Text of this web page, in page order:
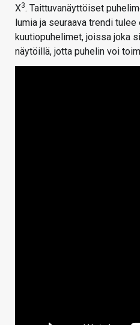
X3. Taittuvanäyttöiset
lumia ja seuraava trendi
kuutiopuhelimet, joissa joka
näytöillä, jotta puhelin voi